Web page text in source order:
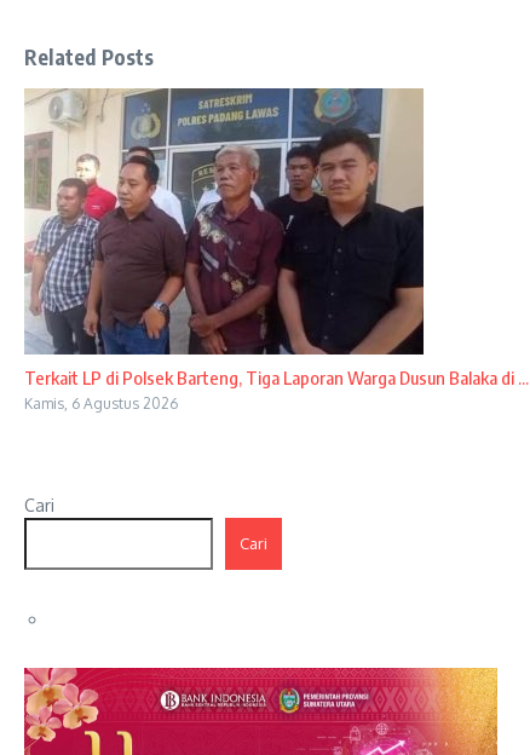
Related Posts
Terkait LP di Polsek Barteng, Tiga Laporan Warga Dusun Balaka di ...
Kamis, 6 Agustus 2026
Cari
Cari